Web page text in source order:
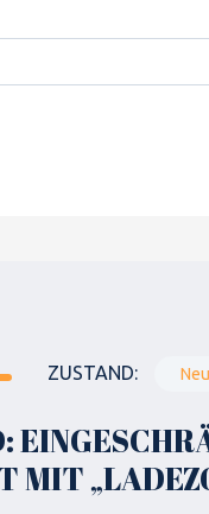
ZUSTAND:
MIT